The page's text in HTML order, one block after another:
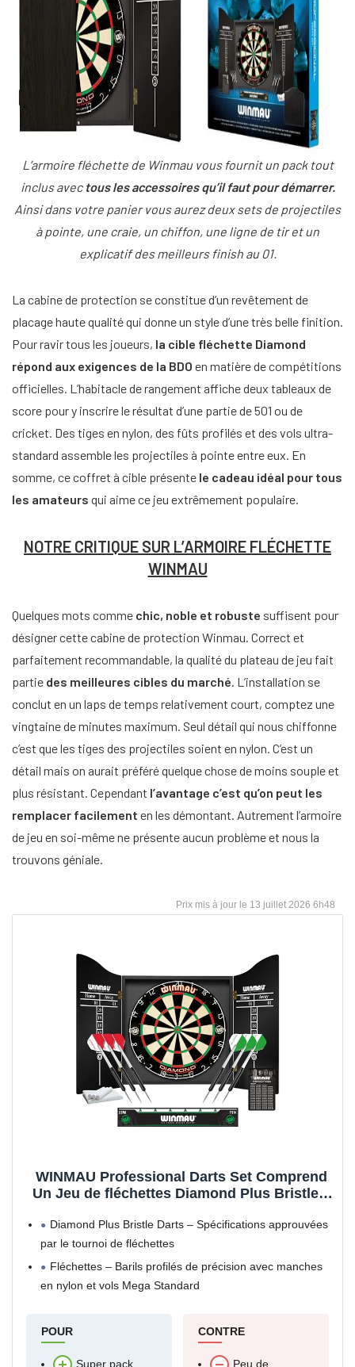
L’armoire fléchette de Winmau vous fournit un pack tout
inclus avec tous les accessoires qu’il faut pour démarrer.
Ainsi dans votre panier vous aurez deux sets de projectiles
à pointe, une craie, un chiffon, une ligne de tir et un
explicatif des meilleurs finish au 01.
La cabine de protection se constitue d’un revêtement de
placage haute qualité qui donne un style d’une très belle finition.
Pour ravir tous les joueurs, la cible fléchette Diamond
répond aux exigences de la BDO en matière de compétitions
officielles. L’habitacle de rangement affiche deux tableaux de
score pour y inscrire le résultat d’une partie de 501 ou de
cricket. Des tiges en nylon, des fûts profilés et des vols ultra-
standard assemble les projectiles à pointe entre eux. En
somme, ce coffret à cible présente le cadeau idéal pour tous
les amateurs qui aime ce jeu extrêmement populaire.
NOTRE CRITIQUE SUR L’ARMOIRE FLÉCHETTE
WINMAU
Quelques mots comme chic, noble et robuste suffisent pour
désigner cette cabine de protection Winmau. Correct et
parfaitement recommandable, la qualité du plateau de jeu fait
partie des meilleures cibles du marché. L’installation se
conclut en un laps de temps relativement court, comptez une
vingtaine de minutes maximum. Seul détail qui nous chiffonne
c’est que les tiges des projectiles soient en nylon. C’est un
détail mais on aurait préféré quelque chose de moins souple et
plus résistant. Cependant l’avantage c’est qu’on peut les
remplacer facilement en les démontant. Autrement l’armoire
de jeu en soi-même ne présente aucun problème et nous la
trouvons géniale.
13 juillet 2026 6h48
WINMAU Professional Darts Set Comprend
Un Jeu de fléchettes Diamond Plus Bristle –
de 2 fléchettes – Ligne Officielle oche
Diamond Plus Bristle Darts – Spécifications approuvées
par le tournoi de fléchettes
Fléchettes – Barils profilés de précision avec manches
en nylon et vols Mega Standard
Comprend tout le matériel et
POUR
Super pack
CONTRE
Peu de